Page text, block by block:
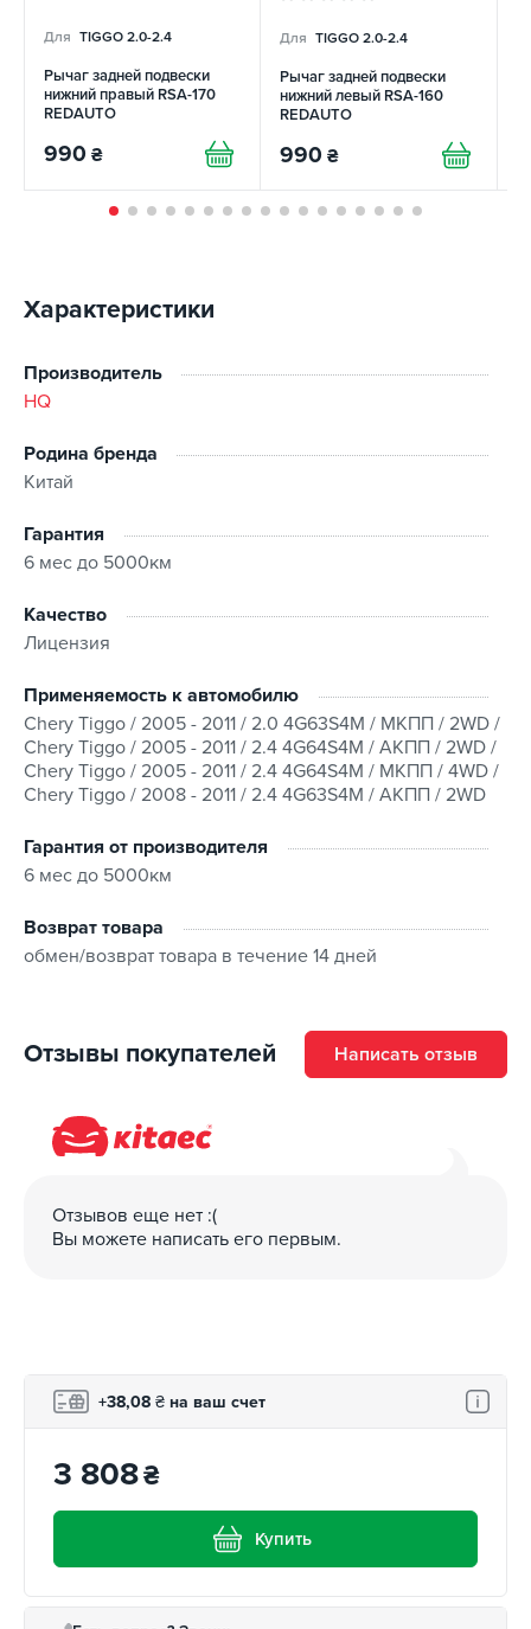
Для TIGGO 2.0-2.4
Рычаг задней подвески
нижний правый RSA-170
REDAUTO
990 ₴
Для TIGGO 2.0-2.4
Рычаг задней подвески
нижний левый RSA-160
REDAUTO
990 ₴
Характеристики
Производитель
HQ
Родина бренда
Китай
Гарантия
6 мес до 5000км
Качество
Лицензия
Применяемость к автомобилю
Chery Tiggo / 2005 - 2011 / 2.0 4G63S4M / МКПП / 2WD /
Chery Tiggo / 2005 - 2011 / 2.4 4G64S4M / АКПП / 2WD /
Chery Tiggo / 2005 - 2011 / 2.4 4G64S4M / МКПП / 4WD /
Chery Tiggo / 2008 - 2011 / 2.4 4G63S4M / АКПП / 2WD
Гарантия от производителя
6 мес до 5000км
Возврат товара
обмен/возврат товара в течение 14 дней
Отзывы покупателей Написать отзыв
Отзывов еще нет :(
Вы можете написать его первым.
+38,08 ₴ на ваш счет
3 808₴
Купить